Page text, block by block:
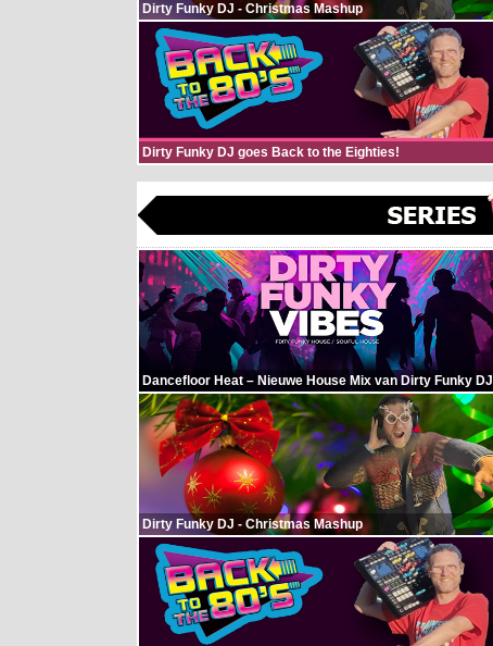
Dirty Funky DJ - Christmas Mashup
Dirty Funky DJ goes Back to the Eighties!
Dancefloor Heat – Nieuwe House Mix van Dirty Funky DJ
Dirty Funky DJ - Christmas Mashup